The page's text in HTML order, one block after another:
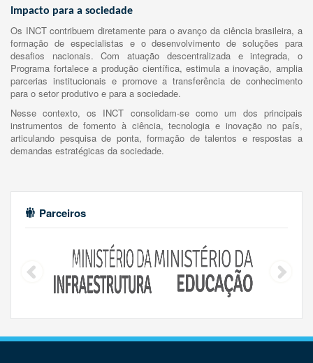
Impacto para a sociedade
Os INCT contribuem diretamente para o avanço da ciência brasileira, a
formação de especialistas e o desenvolvimento de soluções para
desafios nacionais. Com atuação descentralizada e integrada, o
Programa fortalece a produção científica, estimula a inovação, amplia
parcerias institucionais e promove a transferência de conhecimento
para o setor produtivo e para a sociedade.
Nesse contexto, os INCT consolidam-se como um dos principais
instrumentos de fomento à ciência, tecnologia e inovação no país,
articulando pesquisa de ponta, formação de talentos e respostas a
demandas estratégicas da sociedade.
Parceiros